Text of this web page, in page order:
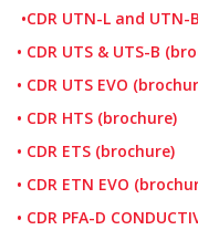
•CDR UTN-L and
• CDR UTS & UTS-B
• CDR UTS EVO
• CDR HTS (brochure)
• CDR ETS (brochure)
• CDR ETN EVO
• CDR PFA-D